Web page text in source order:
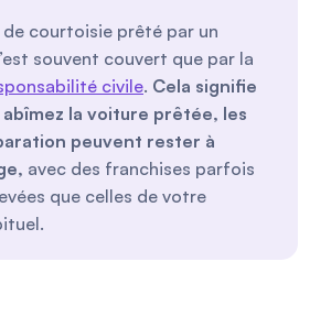
de courtoisie prêté par un
souvent couvert que par la
civile. Cela signifie
abîmez la voiture prêtée, les
peuvent rester à
avec des franchises parfois
que celles de votre